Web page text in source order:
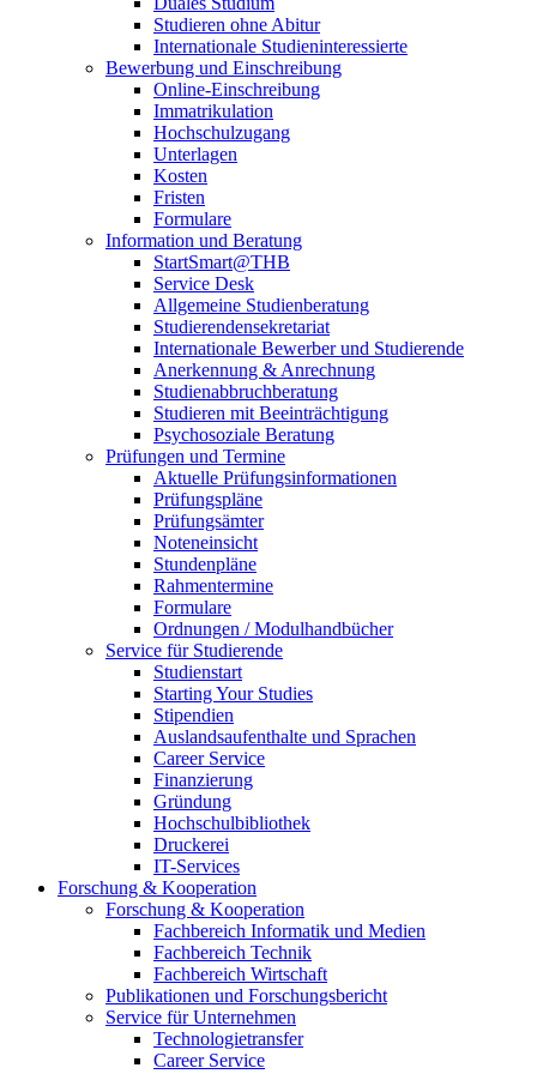
Studieren ohne Abitur
Internationale Studieninteressierte
Bewerbung und Einschreibung
Online-Einschreibung
Immatrikulation
Hochschulzugang
Unterlagen
Kosten
Fristen
Formulare
Information und Beratung
StartSmart@THB
Service Desk
Allgemeine Studienberatung
Studierendensekretariat
Internationale Bewerber und Studierende
Anerkennung & Anrechnung
Studienabbruchberatung
Studieren mit Beeinträchtigung
Psychosoziale Beratung
Prüfungen und Termine
Aktuelle Prüfungsinformationen
Prüfungspläne
Prüfungsämter
Noteneinsicht
Stundenpläne
Rahmentermine
Formulare
Ordnungen / Modulhandbücher
Service für Studierende
Studienstart
Starting Your Studies
Stipendien
Auslandsaufenthalte und Sprachen
Career Service
Finanzierung
Gründung
Hochschulbibliothek
Druckerei
IT-Services
Forschung & Kooperation
Forschung & Kooperation
Fachbereich Informatik und Medien
Fachbereich Technik
Fachbereich Wirtschaft
Publikationen und Forschungsbericht
Service für Unternehmen
Technologietransfer
Career Service